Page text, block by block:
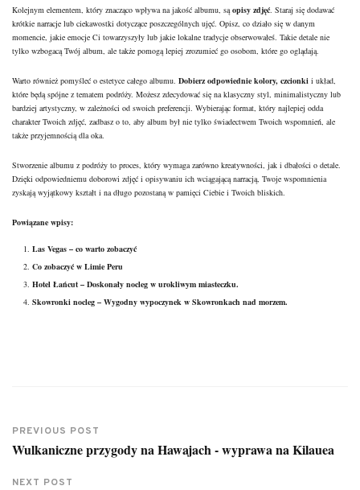
Kolejnym elementem, który znacząco wpływa na jakość albumu, są opisy zdjęć . Staraj się dodawać
krótkie narracje lub ciekawostki dotyczące poszczególnych ujęć. Opisz, co działo się w danym
momencie, jakie emocje Ci towarzyszyły lub jakie lokalne tradycje obserwowałeś. Takie detale nie
tylko wzbogacą Twój album, ale także pomogą lepiej zrozumieć go osobom, które go oglądają.
Warto również pomyśleć o estetyce całego albumu. Dobierz odpowiednie kolory, czcionki i układ,
które będą spójne z tematem podróży. Możesz zdecydować się na klasyczny styl, minimalistyczny lub
bardziej artystyczny, w zależności od swoich preferencji. Wybierając format, który najlepiej odda
charakter Twoich zdjęć, zadbasz o to, aby album był nie tylko świadectwem Twoich wspomnień, ale
także przyjemnością dla oka.
Stworzenie albumu z podróży to proces, który wymaga zarówno kreatywności, jak i dbałości o detale.
Dzięki odpowiedniemu doborowi zdjęć i opisywaniu ich wciągającą narracją, Twoje wspomnienia
zyskają wyjątkowy kształt i na długo pozostaną w pamięci Ciebie i Twoich bliskich.
Powiązane wpisy:
Las Vegas – co warto zobaczyć
Co zobaczyć w Limie Peru
Hotel Łańcut – Doskonały nocleg w urokliwym miasteczku.
Skowronki nocleg – Wygodny wypoczynek w Skowronkach nad morzem.
PREVIOUS POST
Wulkaniczne przygody na Hawajach - wyprawa na Kilauea
NEXT POST